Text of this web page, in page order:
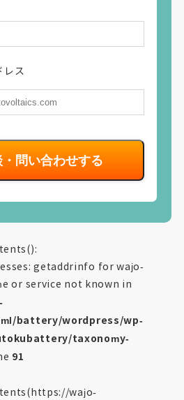
レス
getaddrinfo for wajo-
or service not known in
battery/wordpress/wp-
taxonomy-
91
wajo-